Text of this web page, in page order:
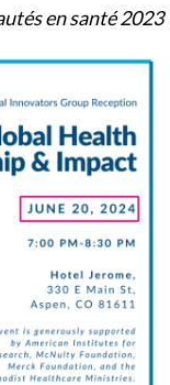
en santé 2023